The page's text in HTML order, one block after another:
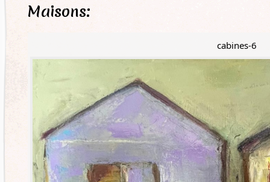
Maisons:
cabines-6